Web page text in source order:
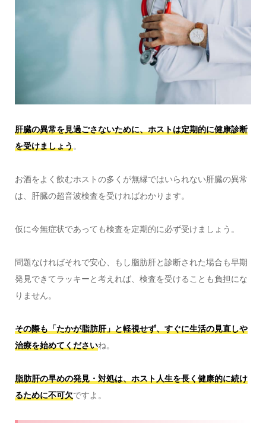
肝臓の異常を見過ごさないために、ホストは定期的に健康診断
を受けましょう。
お酒をよく飲むホストの多くが無縁ではいられない肝臓の異常
は、肝臓の超音波検査を受ければわかります。
仮に今無症状であっても検査を定期的に必ず受けましょう。
問題なければそれで安心、もし脂肪肝と診断された場合も早期
発見できてラッキーと考えれば、検査を受けることも負担にな
りません。
その際も「たかが脂肪肝」と軽視せず、すぐに生活の見直しや
治療を始めてくださいね。
脂肪肝の早めの発見・対処は、ホスト人生を長く健康的に続け
るために不可欠ですよ。